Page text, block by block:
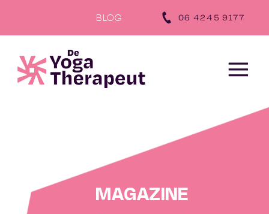
‪06 4245 9177‬
BLOG
MAGAZINE